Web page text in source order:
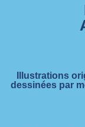
Illustrations
dessinées par